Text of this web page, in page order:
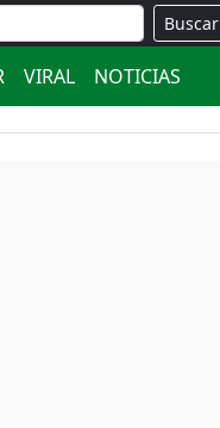
Buscar
VIRAL NOTICIAS